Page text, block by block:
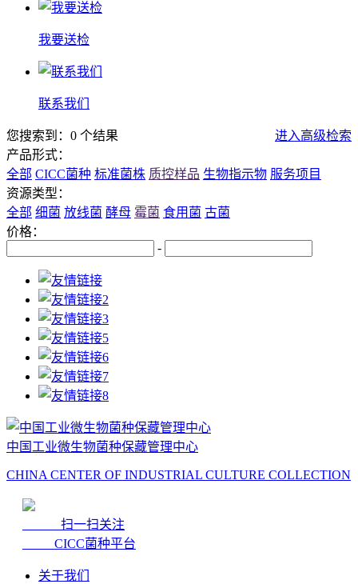
我要送检
联系我们
您搜索到：0 个结果
进入高级检索
产品形式：
全部 CICC菌种 标准菌株 质控样品 生物指示物 服务项目
资源类型：
全部 细菌 放线菌 酵母 霉菌 食用菌 古菌
价格：
-
中国工业微生物菌种保藏管理中心
CHINA CENTER OF INDUSTRIAL CULTURE COLLECTION
扫一扫关注
CICC菌种平台
关于我们